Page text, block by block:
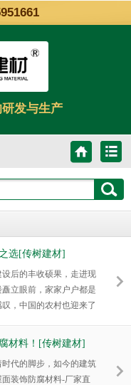
发与生产
选[传树建材]
后的丰收硕果，走进现
立眼前，家家户户都是
，中国的农村也迎来了
材料！[传树建材]
代的脚步，如今的建筑
装饰防腐材料-厂家直